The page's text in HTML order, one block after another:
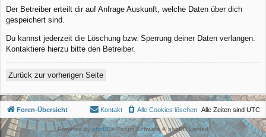
Der Betreiber erteilt dir auf Anfrage Auskunft, welche Daten über dich
gespeichert sind.
Du kannst jederzeit die Löschung bzw. Sperrung deiner Daten verlangen.
Kontaktiere hierzu bitte den Betreiber.
Zurück zur vorherigen Seite
Foren-Übersicht Alle Zeiten sind UTC
Alle Cookies löschen
Kontakt
Powered by phpBB® Forum Software © phpBB Limited